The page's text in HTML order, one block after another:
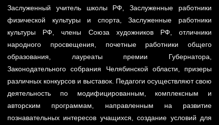
Заслуженный учитель школы РФ, Заслуженные работники
физической культуры и спорта, Заслуженные работники
культуры РФ, члены Союза художников РФ, отличники
народного просвещения, почетные работники общего
образования, лауреаты премии Губернатора,
Законодательного собрания Челябинской области, призеры
различных конкурсов и выставок. Педагоги осуществляют свою
деятельность по модифицированным, комплексным и
авторским программам, направленным на развитие
познавательных интересов учащихся, создание условий для